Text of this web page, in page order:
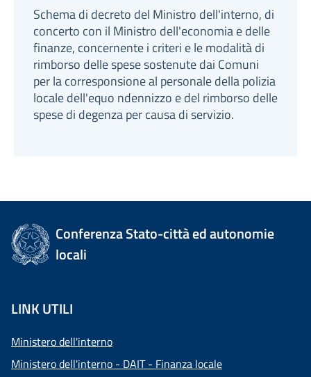
Schema di decreto del Ministro dell'interno, di
concerto con il Ministro dell'economia e delle
finanze, concernente i criteri e le modalità di
rimborso delle spese sostenute dai Comuni
per la corresponsione al personale della polizia
locale dell'equo ndennizzo e del rimborso delle
spese di degenza per causa di servizio.
Conferenza Stato-città ed autonomie
locali
LINK UTILI
Ministero dell'interno
Ministero dell'interno - DAIT - Finanza locale